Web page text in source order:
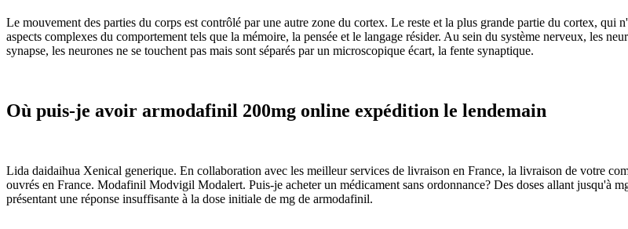
Le mouvement des parties du corps est contrôlé par une autre zone du cortex. Le reste et la plus grande partie du cortex, qui
aspects complexes du comportement tels que la mémoire, la pensée et le langage résider. Au sein du système nerveux, les
synapse, les neurones ne se touchent pas mais sont séparés par un microscopique écart, la fente synaptique.
Où puis-je avoir armodafinil 200mg online expédition le lendemain
Lida daidaihua Xenical generique. En collaboration avec les meilleur services de livraison en France, la livraison de votre
ouvrés en France. Modafinil Modvigil Modalert. Puis-je acheter un médicament sans ordonnance? Des doses allant jusqu'à
présentant une réponse insuffisante à la dose initiale de mg de armodafinil.